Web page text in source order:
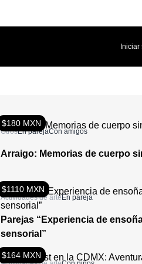
Iniciar
$180 MXN
OtrosEn parejaCon amigos
Arraigo: Memorias de cuerpo
$1110 MXN
Actividades de arte En pareja
Parejas “Experiencia de
sensorial”
$164 MXN